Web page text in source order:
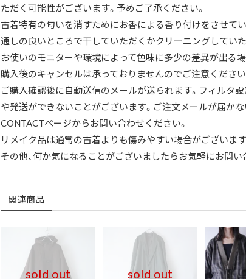
ただく可能性がございます。予めご了承ください。
古着特有の匂いを消すためにお香による香り付けをさせて
通しの良いところで干していただくかクリーニングしてい
お使いのモニターや環境によって色味に多少の差異が出る
購入後のキャンセルは承っておりませんのでご注意ください
ご購入確認後に自動送信のメールが送られます。フィルタ
や発送ができないことがございます。ご注文メールが届か
CONTACTページからお問い合わせください。
リメイク品は通常の古着よりも傷みやすい場合がございます
その他、何か気になることがございましたらお気軽にお問い
関連商品
sold out sold out